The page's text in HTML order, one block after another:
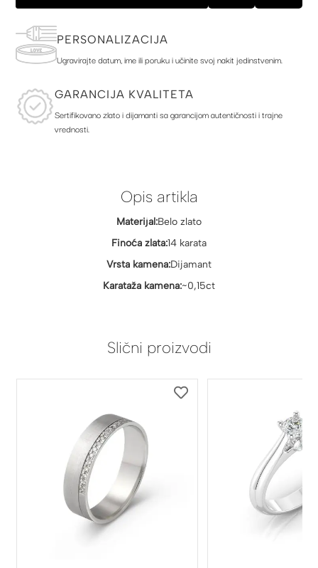
PERSONALIZACIJA
Ugravirajte datum, ime ili poruku i učinite svoj nakit jedinstvenim.
GARANCIJA KVALITETA
Sertifikovano zlato i dijamanti sa garancijom autentičnosti i trajne
vrednosti.
Opis artikla
Materijal:Belo zlato
Finoća zlata:14 karata
Vrsta kamena:Dijamant
Karataža kamena:~0,15ct
Slični proizvodi